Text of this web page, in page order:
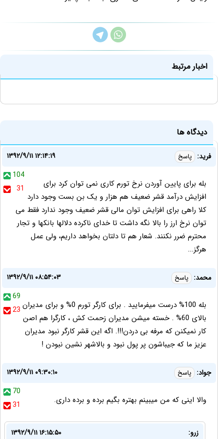
اخبار مرتبط
دیدگاه ها
فرید: پاسخ
۱۳۹۲/۹/۱۱ ۱۲:۱۴:۱۹
104
31
بله برای پایین آوردن نرخ تورم کاری نمی توان کرد برای
افزایش درآمد قشر ضعیف هم هزار و یک بن بست وجود دارد
کلا راهی برای افزایش توان مالی قشر ضعیف وجود ندارد فقط می
توان نرخ ارز را بالا نگه داشت تا خدای ناکرده دلالها بانکها و تجار
محترم ضرر نکنند. شعار هم تا دلتان بخواهد داریم، ولی عمل
هرگز...
محمد: پاسخ
۱۳۹۲/۹/۱۱ ۰۸:۵۴:۰۳
69
23 بله 100% درست میفرمایید . برای کارگر تورم 0% و برای مدیران
بالای 60% . خسته میشن مدیران زحمت کش ، کارگرا هم اصن
کار نمیکنن که مرفه بی دردن!!!. اگه این قشر کارگر نبود مدیران
عزیز ما که جیباشون پر پول نبود و بالاشهر نشین نبودن !
جواد: پاسخ
۱۳۹۲/۹/۱۱ ۰۹:۳۰:۱۰
70
31
والا اینی که من میبینم بهتره بگیم برده و برده داری.
زرو:
۱۳۹۲/۹/۱۱ ۱۶:۱۵:۵۰